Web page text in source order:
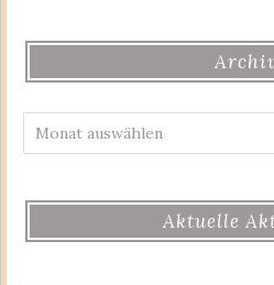
Aktuelle